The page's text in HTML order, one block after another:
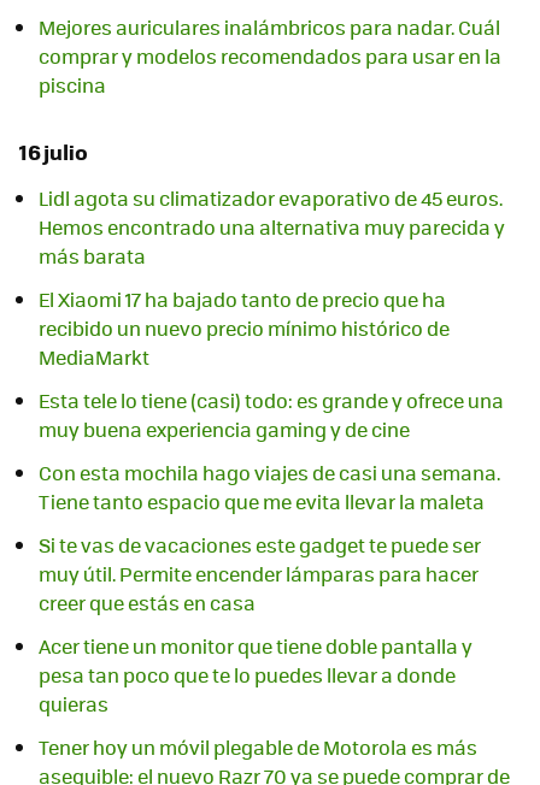
Mejores auriculares inalámbricos para nadar. Cuál
comprar y modelos recomendados para usar en la
piscina
16 julio
Lidl agota su climatizador evaporativo de 45 euros.
Hemos encontrado una alternativa muy parecida y
más barata
El Xiaomi 17 ha bajado tanto de precio que ha
recibido un nuevo precio mínimo histórico de
MediaMarkt
Esta tele lo tiene (casi) todo: es grande y ofrece una
muy buena experiencia gaming y de cine
Con esta mochila hago viajes de casi una semana.
Tiene tanto espacio que me evita llevar la maleta
Si te vas de vacaciones este gadget te puede ser
muy útil. Permite encender lámparas para hacer
creer que estás en casa
Acer tiene un monitor que tiene doble pantalla y
pesa tan poco que te lo puedes llevar a donde
quieras
Tener hoy un móvil plegable de Motorola es más
asequible: el nuevo Razr 70 ya se puede comprar de